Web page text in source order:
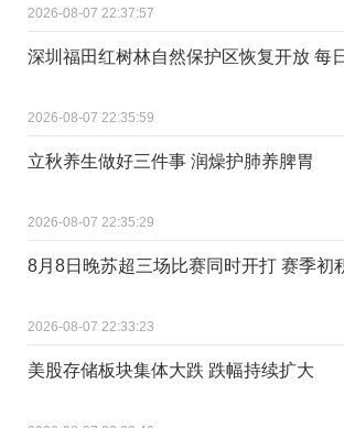
2026-08-07 22:37:57
深圳福田红树林自然保护区恢复开放 每
2026-08-07 22:35:59
立秋养生做好三件事 润燥护肺养脾胃
2026-08-07 22:35:29
8月8日晚苏超三场比赛同时开打 赛季初
2026-08-07 22:33:23
美股存储板块集体大跌 跌幅持续扩大